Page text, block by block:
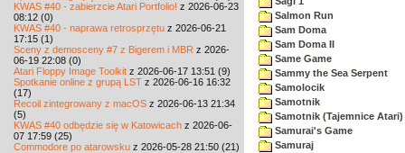
KWAS #40 - zabierzcie Atari Portfolio! z 2026-06-23
08:12 (0)
KWAS #40 - naprawa retrosprzętu z 2026-06-21
17:15 (1)
Sceny z demosceny #7 z Bigerem i MBR z 2026-
06-19 22:08 (0)
Atari Floppy Image Toolkit z 2026-06-17 13:51 (9)
Spotkanie online z grupą LST z 2026-06-16 16:32
(17)
Recoil zintegrowany z macOS z 2026-06-13 21:34
(5)
KWAS #40 odbędzie się w Katowicach z 2026-06-
07 17:59 (25)
Commodore po atarowsku z 2026-05-28 21:50 (21)
Salmon Run
Sam Doma
Sam Doma II
Same Game
Sammy the Sea Serpent
Samolocik
Samotnik
Samotnik (Tajemnice Atari)
Samurai's Game
Samuraj